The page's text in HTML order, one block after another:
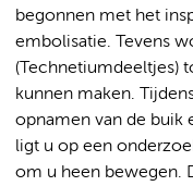
begonnen met het
embolisatie. Tevens
(Technetiumdeeltjes)
kunnen maken.
opnamen van de buik
ligt u op een
om u heen bewegen.